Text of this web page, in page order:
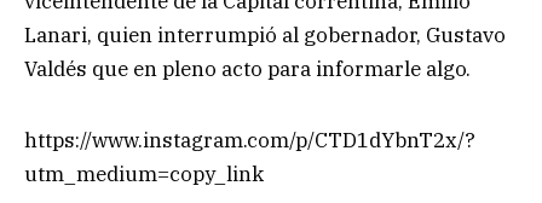
Lanari, quien interrumpió al gobernador, Gustavo
Valdés que en pleno acto para informarle algo.
https://www.instagram.com/p/CTD1dYbnT2x/?
utm_medium=copy_link